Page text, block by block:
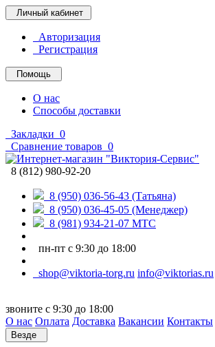
Личный кабинет
Авторизация
Регистрация
Помощь
О нас
Способы доставки
Закладки 0
Сравнение товаров 0
8 (812) 980-92-20
8 (950) 036-56-43 (Татьяна)
8 (950) 036-45-05 (Менеджер)
8 (981) 934-21-07 МТС
пн-пт с 9:30 до 18:00
shop@viktoria-torg.ru info@viktorias.ru
звоните с 9:30 до 18:00
О нас Оплата Доставка Вакансии Контакты
Везде